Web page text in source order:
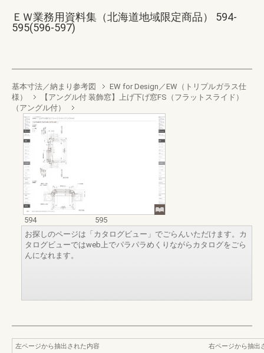
ＥＷ業務用資料集（北海道地域限定商品） 594-
595(596-597)
基本寸法／納まり参考図
EW for Design／EW（トリプルガラス仕
様）
【アングル付 装飾窓】上げ下げ窓FS（フラットスライド）
（アングル付）
594
595
お探しのページは「カタログビュー」でごらんいただけます。カ
タログビューではweb上でパラパラめくりながらカタログをごら
んになれます。
左ページから抽出された内容
右ページから抽出